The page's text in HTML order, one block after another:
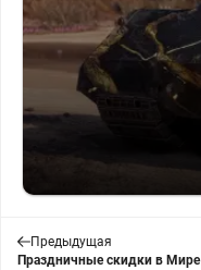
Предыдущая
Праздничные скидки в Мире